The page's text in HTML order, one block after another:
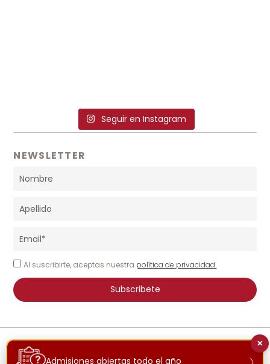
Seguir en Instagram
NEWSLETTER
Al suscribirte, aceptas nuestra política de privacidad.
Subscribete
© 2026 INTERNATIONAL SCHOOL COSTA BRAVA | TODOS LOS DERECHOS ×
Admisiones abiertas todo el año